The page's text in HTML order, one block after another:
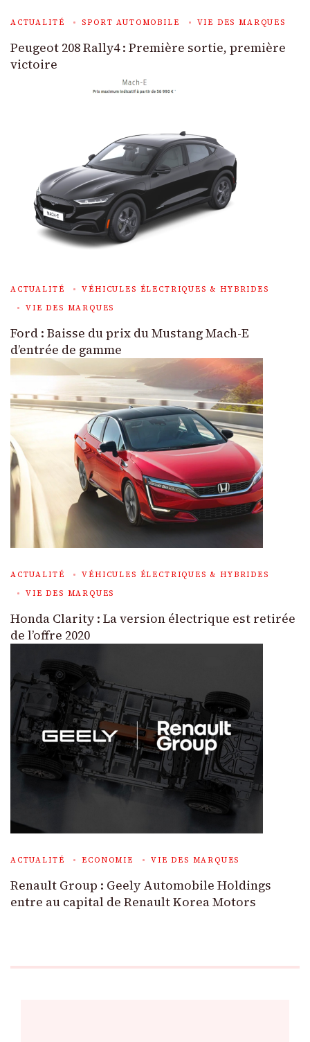
ACTUALITÉ SPORT AUTOMOBILE VIE DES MARQUES
Peugeot 208 Rally4 : Première sortie, première
victoire
ACTUALITÉ
VÉHICULES ÉLECTRIQUES & HYBRIDES
VIE DES MARQUES
Ford : Baisse du prix du Mustang Mach-E
d’entrée de gamme
ACTUALITÉ
VÉHICULES ÉLECTRIQUES & HYBRIDES
VIE DES MARQUES
Honda Clarity : La version électrique est retirée
de l’offre 2020
ACTUALITÉ ECONOMIE VIE DES MARQUES
Renault Group : Geely Automobile Holdings
entre au capital de Renault Korea Motors